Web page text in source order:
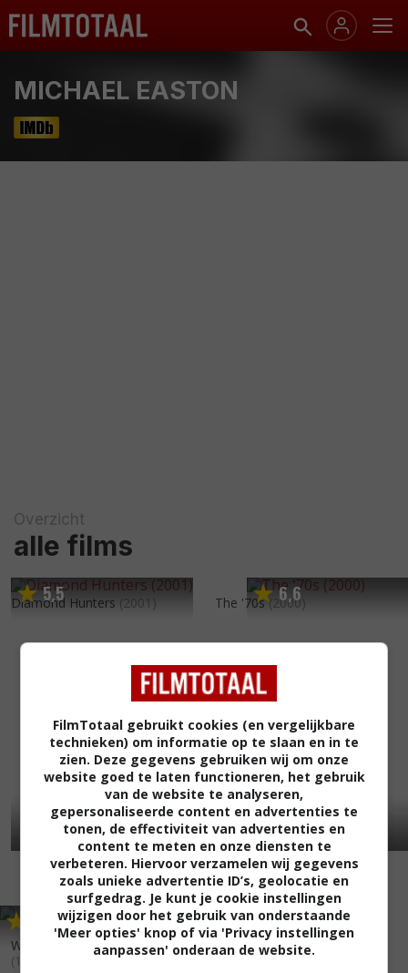
MICHAEL EASTON
Overzicht
alle films
5,5
Diamond Hunters (2001) 6,6
The '70s (2000)
What We Did That Night
(1999)
4,7
Shadow of a Stranger
FilmTotaal gebruikt cookies (en vergelijkbare
technieken) om informatie op te slaan en in te
zien. Deze gegevens gebruiken wij om onze
website goed te laten functioneren, het gebruik
van de website te analyseren,
gepersonaliseerde content en advertenties te
tonen, de effectiviteit van advertenties en
content te meten en onze diensten te
verbeteren. Hiervoor verzamelen wij gegevens
zoals unieke advertentie ID’s, geolocatie en
surfgedrag. Je kunt je cookie instellingen
wijzigen door het gebruik van onderstaande
'Meer opties' knop of via 'Privacy instellingen
aanpassen' onderaan de website.